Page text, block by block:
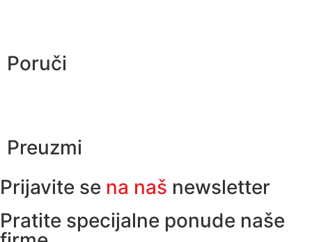
Poruči
Preuzmi
Prijavite se na naš newsletter
Pratite specijalne ponude naše